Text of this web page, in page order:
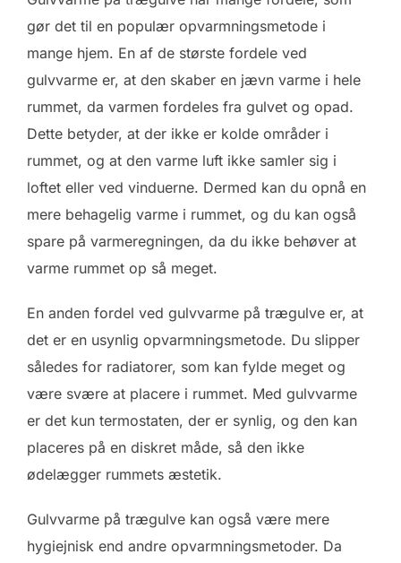
gør det til en populær opvarmningsmetode i
mange hjem. En af de største fordele ved
gulvvarme er, at den skaber en jævn varme i hele
rummet, da varmen fordeles fra gulvet og opad.
Dette betyder, at der ikke er kolde områder i
rummet, og at den varme luft ikke samler sig i
loftet eller ved vinduerne. Dermed kan du opnå en
mere behagelig varme i rummet, og du kan også
spare på varmeregningen, da du ikke behøver at
varme rummet op så meget.
En anden fordel ved gulvvarme på trægulve er, at
det er en usynlig opvarmningsmetode. Du slipper
således for radiatorer, som kan fylde meget og
være svære at placere i rummet. Med gulvvarme
er det kun termostaten, der er synlig, og den kan
placeres på en diskret måde, så den ikke
ødelægger rummets æstetik.
Gulvvarme på trægulve kan også være mere
hygiejnisk end andre opvarmningsmetoder. Da